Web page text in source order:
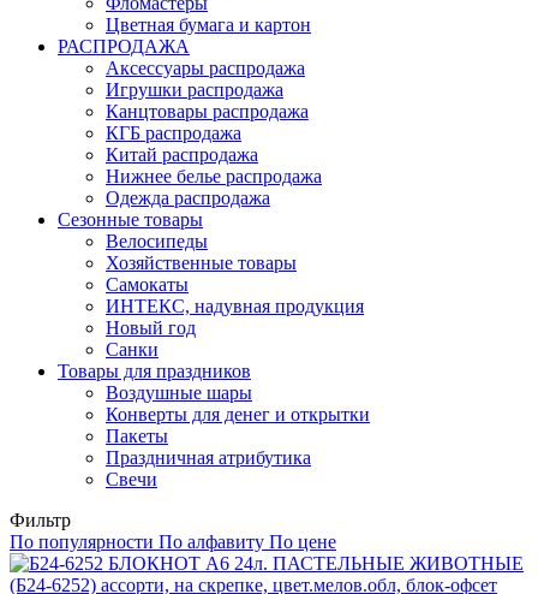
Цветная бумага и картон
РАСПРОДАЖА
Аксессуары распродажа
Игрушки распродажа
Канцтовары распродажа
КГБ распродажа
Китай распродажа
Нижнее белье распродажа
Одежда распродажа
Сезонные товары
Велосипеды
Хозяйственные товары
Самокаты
ИНТЕКС, надувная продукция
Новый год
Санки
Товары для праздников
Воздушные шары
Конверты для денег и открытки
Пакеты
Праздничная атрибутика
Свечи
Фильтр
По популярности По алфавиту По цене